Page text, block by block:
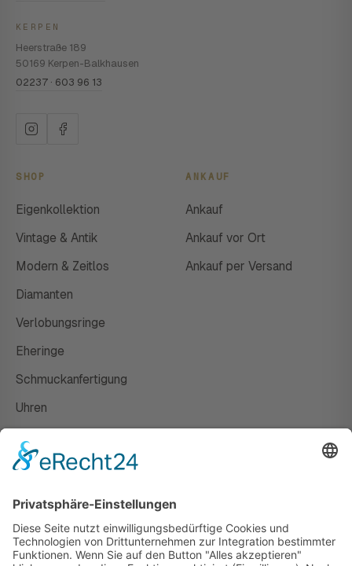
KERPEN
Heerstraße 189
50169 Kerpen-Balkhausen
02237 · 603 96 13
SHOP
Eigenkollektion
Vintage & Antik
Modern & Zeitlos
Diamanten
Verlobungsringe
Eheringe
Schmuckanfertigung
Uhren
ANKAUF
Ankauf
Ankauf vor Ort
Ankauf per Versand
Susanne Steiger
Geschäfte